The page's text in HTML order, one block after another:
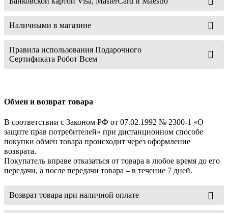
Наличными в магазине
Правила использования Подарочного
Сертификата Робот Всем
Обмен и возврат товара
В соответствии с Законом РФ от 07.02.1992 № 2300-1 «О
защите прав потребителей» при дистанционном способе
покупки обмен товара происходит через оформление
возврата.
Покупатель вправе отказаться от товара в любое время до его
передачи, а после передачи товара – в течение 7 дней.
Возврат товара при наличной оплате